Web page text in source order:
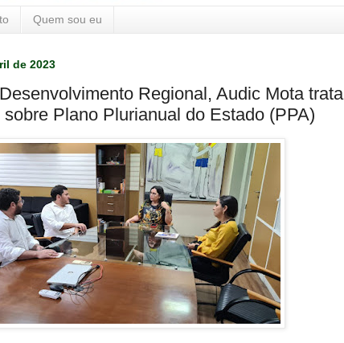
Quem sou eu
de 2023
Regional, Audic Mota trata
Plano Plurianual do Estado (PPA)